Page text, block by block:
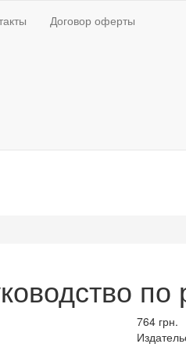
Договор оферты
по
764 грн.